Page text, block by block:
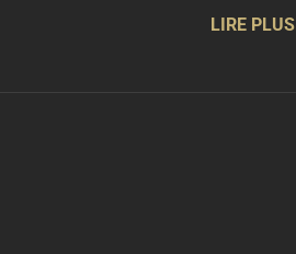
LIRE PLUS